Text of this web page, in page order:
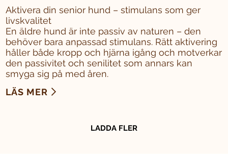
Aktivera din senior hund – stimulans som ger
livskvalitet
En äldre hund är inte passiv av naturen – den
behöver bara anpassad stimulans. Rätt aktivering
håller både kropp och hjärna igång och motverkar
den passivitet och senilitet som annars kan
smyga sig på med åren.
LÄS MER
LADDA FLER